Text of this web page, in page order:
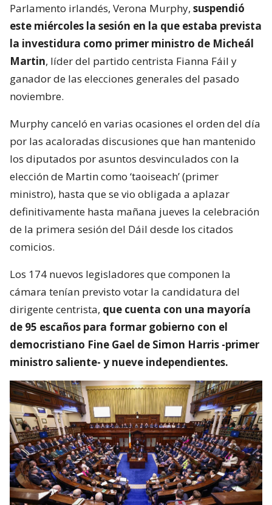
Parlamento irlandés, Verona Murphy, suspendió
este miércoles la sesión en la que estaba prevista
la investidura como primer ministro de Micheál
Martin, líder del partido centrista Fianna Fáil y
ganador de las elecciones generales del pasado
noviembre.
Murphy canceló en varias ocasiones el orden del día
por las acaloradas discusiones que han mantenido
los diputados por asuntos desvinculados con la
elección de Martin como ‘taoiseach’ (primer
ministro), hasta que se vio obligada a aplazar
definitivamente hasta mañana jueves la celebración
de la primera sesión del Dáil desde los citados
comicios.
Los 174 nuevos legisladores que componen la
cámara tenían previsto votar la candidatura del
dirigente centrista, que cuenta con una mayoría
de 95 escaños para formar gobierno con el
democristiano Fine Gael de Simon Harris -primer
ministro saliente- y nueve independientes.